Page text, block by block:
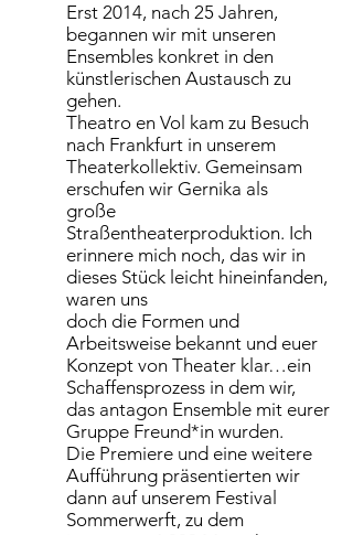
Erst 2014, nach 25 Jahren,
begannen wir mit unseren
Ensembles konkret in den
künstlerischen Austausch zu
gehen.
Theatro en Vol kam zu Besuch
nach Frankfurt in unserem
Theaterkollektiv. Gemeinsam
erschufen wir Gernika als
große
Straßentheaterproduktion. Ich
erinnere mich noch, das wir in
dieses Stück leicht hineinfanden,
waren uns
doch die Formen und
Arbeitsweise bekannt und euer
Konzept von Theater klar…ein
Schaffensprozess in dem wir,
das antagon Ensemble mit eurer
Gruppe Freund*in wurden.
Die Premiere und eine weitere
Aufführung präsentierten wir
dann auf unserem Festival
Sommerwerft, zu dem